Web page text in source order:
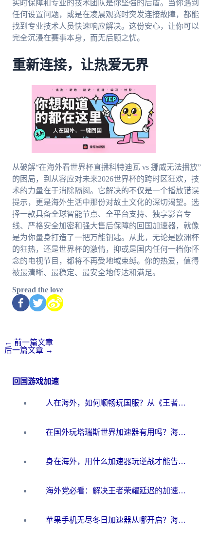
实时保障和专业的技术团队是你坚强的后盾。当你遇到
任何设置问题，或是在凌晨观赛时突发连接故障，都能
找到专业技术人员快速响应解决。这份安心，让你可以
完全沉浸在赛事本身，而无后顾之忧。
重新连接，让热爱无界
从破解“在海外看世界杯直播科特迪瓦 vs 挪威无法播放”
的困局，到从容应对未来2026世界杯的跨时区狂欢，技
术的力量在于消除隔阂。它解决的不仅是一个播放错误
提示，更是海外生活中那份对故土文化的深切渴望。选
择一款具备全球智能节点、全平台支持、独享影音专
线、严格安全加密和强大售后保障的回国加速器，就像
是为你量身打造了一把万能钥匙。从此，无论是欧洲杯
的狂热，还是世界杯的激情，抑或是国内任何一档你怀
念的电视节目，都将不再受地域束缚。你的热爱，值得
被最清晰、最稳定、最安全地传达和满足。
Spread the love
← 前一篇文章
后一篇文章 →
回国游戏加速
人在海外，如何顺畅玩国服？从《王者荣耀》到《云图计划》的加速器终极指南
在国外玩塔瑞斯世界加速器有用吗？海外玩家亲测后的真实答案
身在海外，用什么加速器玩逆战才能告别延迟？
海外党必看：解决王者荣耀延迟的加速器终极指南——从EVE到猫和老鼠，一个工具全搞定
苹果手机无尽冬日加速器从哪开启？海外玩家的冬日生存指南